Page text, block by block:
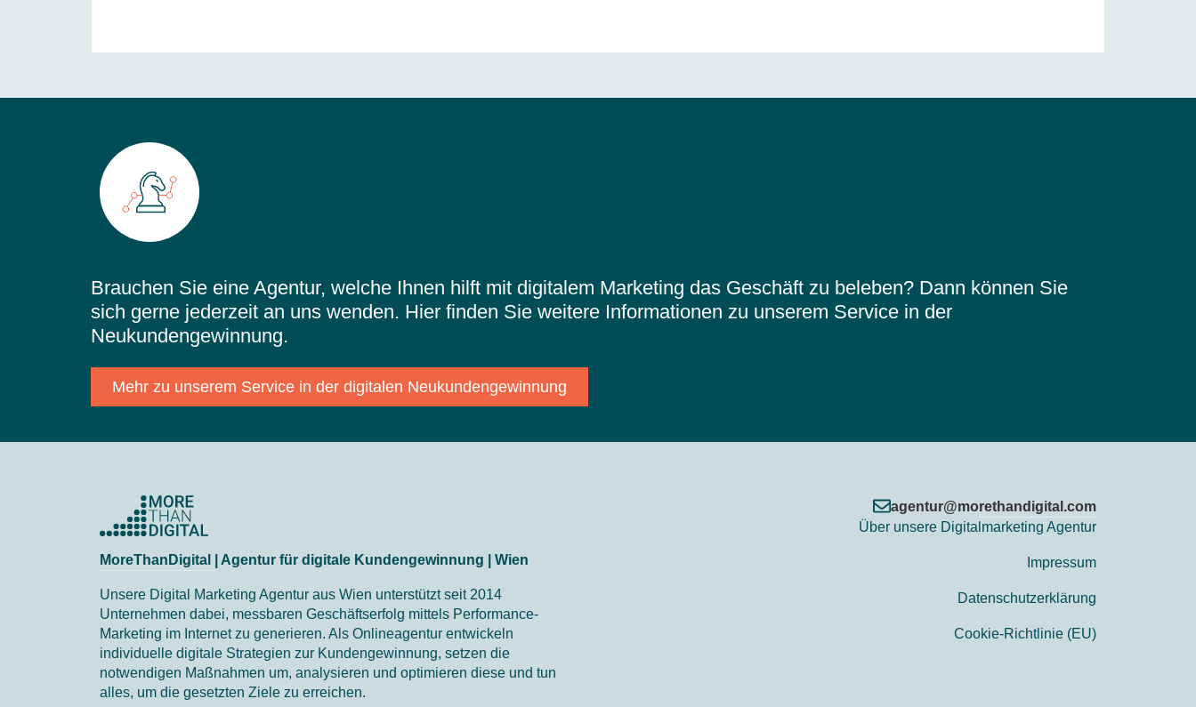
Brauchen Sie eine Agentur, welche Ihnen hilft mit digitalem Marketing das Geschäft zu beleben? Dann können Sie
sich gerne jederzeit an uns wenden. Hier finden Sie weitere Informationen zu unserem Service in der
Neukundengewinnung.
Mehr zu unserem Service in der digitalen Neukundengewinnung
MoreThanDigital | Agentur für digitale Kundengewinnung | Wien
Unsere Digital Marketing Agentur aus Wien unterstützt seit 2014
Unternehmen dabei, messbaren Geschäftserfolg mittels Performance-
Marketing im Internet zu generieren. Als Onlineagentur entwickeln
individuelle digitale Strategien zur Kundengewinnung, setzen die
notwendigen Maßnahmen um, analysieren und optimieren diese und tun
alles, um die gesetzten Ziele zu erreichen.
agentur@morethandigital.com
Über unsere Digitalmarketing Agentur
Impressum
Datenschutzerklärung
Cookie-Richtlinie (EU)